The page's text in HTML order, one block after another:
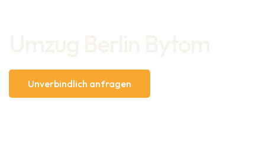
Unverbindlich anfragen